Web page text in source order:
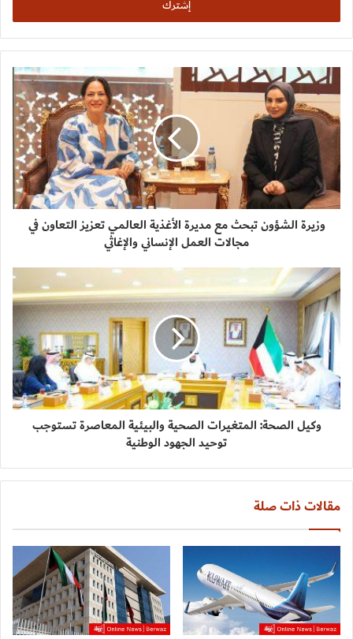
وزيرة الشؤون تبحث مع مديرة الأغذية العالمي تعزيز التعاون في
مجالات العمل الإنساني والإغاثي
وكيل الصحة: المتغيرات الصحية والبيئية المعاصرة تستوجب
توحيد الجهود الوطنية
مقالات ذات صلة